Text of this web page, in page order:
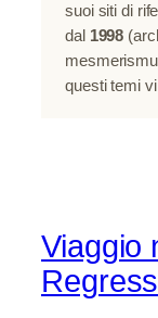
suoi siti di
dal 1998
questi temi
Viaggio